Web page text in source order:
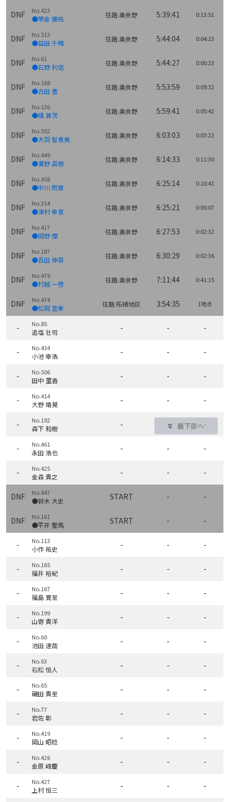
DNF No.423
●帶金 康祐 往路:奥余野 5:39:41 0:13:51
DNF No.513
●益田 千晴 往路:奥余野 5:44:04 0:04:23
DNF No.61
●石野 利信 往路:奥余野 5:44:27 0:00:23
DNF No.168
●古田 豊 往路:奥余野 5:53:59 0:09:32
DNF No.136
●橘 兼次 往路:奥余野 5:59:41 0:05:42
DNF No.502
●大羽 智恵美 往路:奥余野 6:03:03 0:03:22
DNF No.449
●瀬野 昌樹 往路:奥余野 6:14:33 0:11:30
DNF No.458
●中川 照章 往路:奥余野 6:25:14 0:10:41
DNF No.314
●津村 幸恵 往路:奥余野 6:25:21 0:00:07
DNF No.417
●岡野 傑 往路:奥余野 6:27:53 0:02:32
DNF No.187
●百田 伸吾 往路:奥余野 6:30:29 0:02:36
DNF No.479
●村越 一啓 往路:奥余野 7:11:44 0:41:15
DNF No.474
●松岡 宜幸 往路:柘植地区 3:54:35 1地点
- No.85
追塩 壮司 - - -
- No.434
小池 幸浩 - - -
- No.506
田中 里香 - - -
- No.414
大野 靖晃 - - -
- No.192
森下 和樹 - - -
- No.461
永田 浩也 - - -
- No.425
金森 貴之 - - -
DNF No.447
●鈴木 大史 START - -
DNF No.161
●平井 聖馬 START - -
- No.113
小作 祐史 - - -
- No.165
福井 裕紀 - - -
- No.167
福島 寛至 - - -
- No.199
山嵜 貴洋 - - -
- No.60
池田 達哉 - - -
- No.63
石松 恒人 - - -
- No.65
磯田 貴至 - - -
- No.77
岩佐 彰 - - -
- No.419
岡山 昭稔 - - -
- No.426
金原 峰慶 - - -
- No.427
上村 恒三 - - -
最下部へ